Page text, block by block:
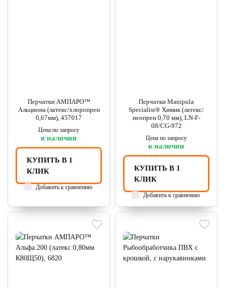
Перчатки АМПАРО™
Альциона (латекс/хлоропрен
0,67мм), 457017
Цена по запросу
в наличии
КУПИТЬ В 1
КЛИК
Добавить к сравнению
Перчатки Manipula
Specialist® Химик (латекс/
неопрен 0,70 мм), LN-F-
08/CG-972
Цена по запросу
в наличии
КУПИТЬ В 1
КЛИК
Добавить к сравнению